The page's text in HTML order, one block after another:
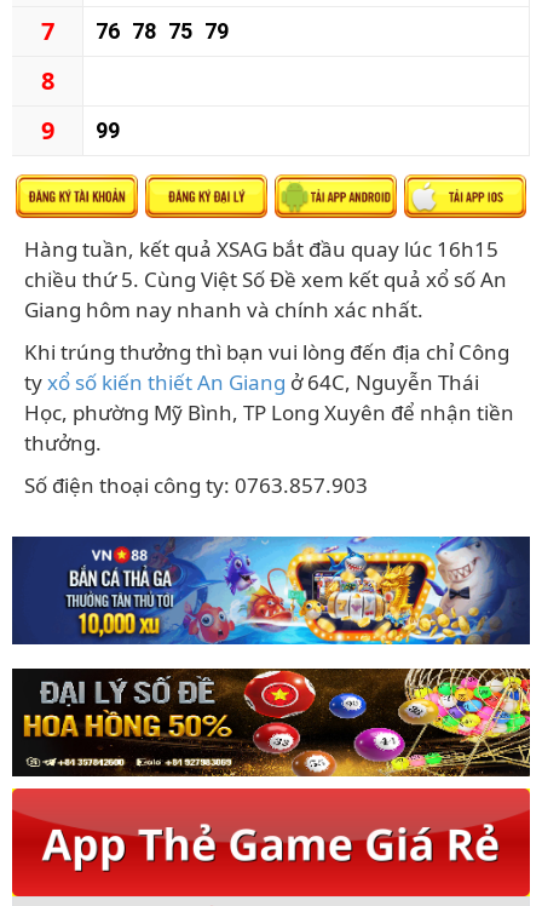
7 76 78 75 79
8
9
99
Hàng tuần, kết quả XSAG bắt đầu quay lúc 16h15
chiều thứ 5. Cùng Việt Số Đề xem kết quả xổ số An
Giang hôm nay nhanh và chính xác nhất.
Khi trúng thưởng thì bạn vui lòng đến địa chỉ Công
tyxổ số kiến thiết An Giang ở 64C, Nguyễn Thái
Học, phường Mỹ Bình, TP Long Xuyên để nhận tiền
thưởng.
Số điện thoại công ty: 0763.857.903